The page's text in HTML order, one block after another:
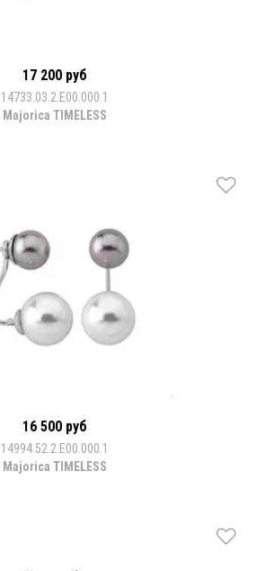
17 200 руб
14733.03.2.E00.000.1
Majorica TIMELESS
16 500 руб
14994.52.2.E00.000.1
Majorica TIMELESS